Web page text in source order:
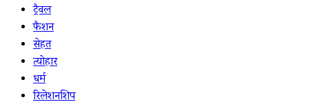
ट्रैवल
फैशन
सेहत
त्योहार
धर्म
रिलेशनशिप